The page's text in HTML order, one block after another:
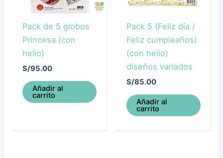
Pack de 5 globos
Princesa (con
helio)
S/95.00
Añadir al
carrito
Pack 5 (Feliz día /
Feliz cumpleaños)
(con helio)
diseños variados
S/85.00
Añadir al
carrito